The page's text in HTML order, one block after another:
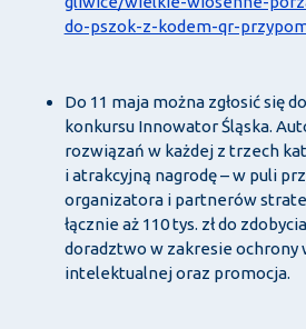
do-pszok-z-kodem-qr-
Do 11 maja można zgłosić się
konkursu Innowator Śląska.
rozwiązań w każdej z trzech
i atrakcyjną nagrodę – w puli
organizatora i partnerów
łącznie aż 110 tys. zł do
doradztwo w zakresie ochrony
intelektualnej oraz promocja.